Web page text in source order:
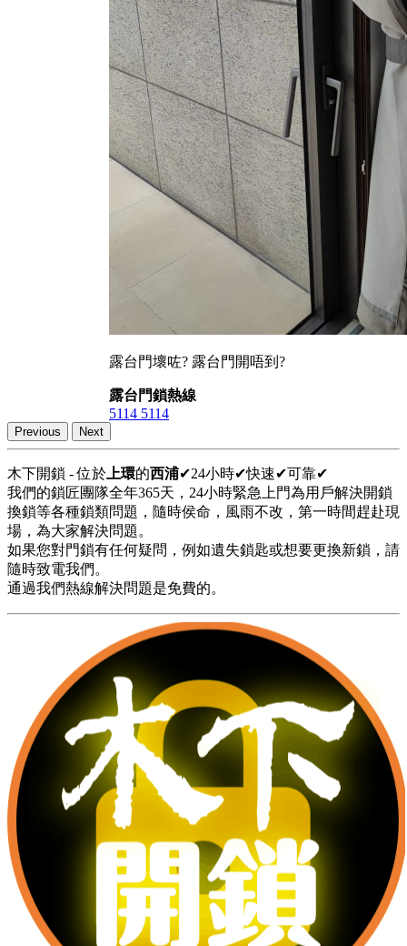
露台門壞咗? 露台門開唔到?
露台門鎖熱線
5114 5114
Previous Next
木下開鎖 - 位於 上環的西浦✔24小時✔快速✔可靠✔
我們的鎖匠團隊全年365天，24小時緊急上門為用戶解決開鎖
換鎖等各種鎖類問題，隨時侯命，風雨不改，第一時間趕赴現
場，為大家解決問題。
如果您對門鎖有任何疑問，例如遺失鎖匙或想要更換新鎖，請
隨時致電我們。
通過我們熱線解決問題是免費的。